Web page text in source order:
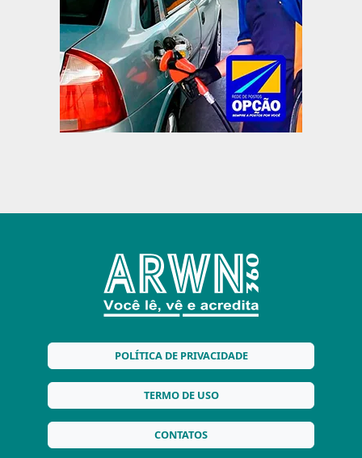
POLÍTICA DE PRIVACIDADE
TERMO DE USO
CONTATOS